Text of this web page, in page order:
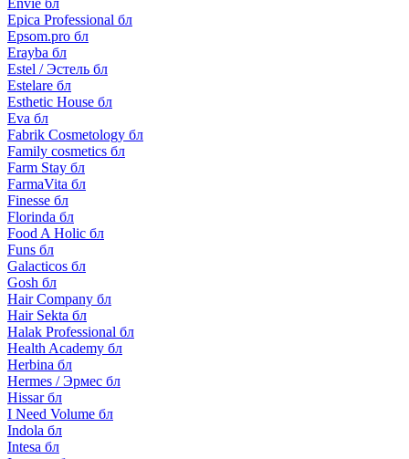
Envie бл
Epica Professional бл
Epsom.pro бл
Erayba бл
Estel / Эстель бл
Estelare бл
Esthetic House бл
Eva бл
Fabrik Cosmetology бл
Family cosmetics бл
Farm Stay бл
FarmaVita бл
Finesse бл
Florinda бл
Food A Holic бл
Funs бл
Galacticos бл
Gosh бл
Hair Company бл
Hair Sekta бл
Halak Professional бл
Health Academy бл
Herbina бл
Hermes / Эрмес бл
Hissar бл
I Need Volume бл
Indola бл
Intesa бл